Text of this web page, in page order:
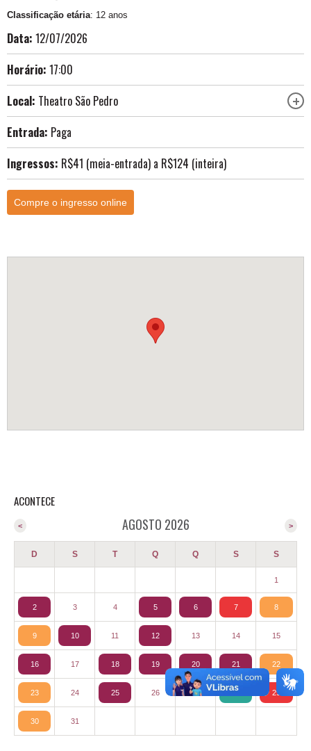
Classificação etária: 12 anos
Data: 12/07/2026
Horário: 17:00
Local: Theatro São Pedro
Entrada: Paga
Ingressos: R$41 (meia-entrada) a R$124 (inteira)
Compre o ingresso online
ACONTECE
AGOSTO 2026 >
<
D S T Q Q S S
1
2 3 4 5 6 7 8
9 10 11 12 13 14 15
16 17 18 19 20 21 22
23 24 25 26 27 28 29
30 31